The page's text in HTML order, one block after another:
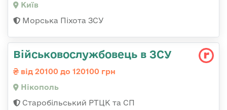
Київ
Морська Піхота ЗСУ
Військовослужбовець в ЗСУ
від 20100 до 120100 грн
Нікополь
Старобільський РТЦК та СП